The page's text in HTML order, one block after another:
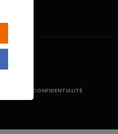
DE CONFIDENTIALITÉ